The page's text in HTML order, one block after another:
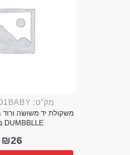
מק"ט: DMBP201BABY
DUMBBLLE בלעדי !
₪26